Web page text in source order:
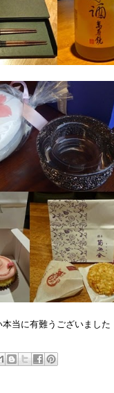
当に有難うございました